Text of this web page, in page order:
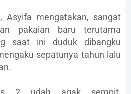
Asyifa mengatakan, sangat
pakaian baru terutama
saat ini duduk dibangku
sepatunya tahun lalu